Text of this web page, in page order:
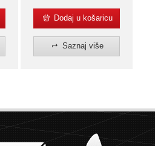
Dodaj u košaricu
Saznaj više